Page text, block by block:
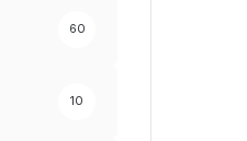
60
10